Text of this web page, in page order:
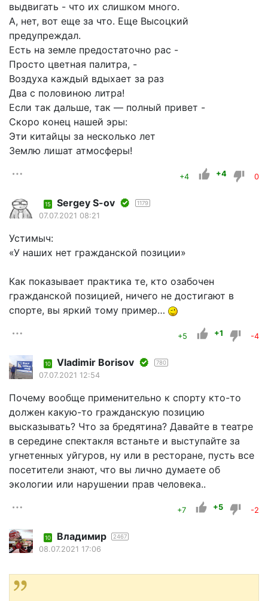
выдвигать - что их слишком много.
А, нет, вот еще за что. Еще Высоцкий
предупреждал.
Есть на земле предостаточно рас -
Просто цветная палитра, -
Воздуха каждый вдыхает за раз
Два с половиною литра!
Если так дальше, так — полный привет -
Скоро конец нашей эры:
Эти китайцы за несколько лет
Землю лишат атмосферы!
+4 +4 0
15 Sergey S-ov 1179
07.07.2021 08:21
Устимыч:
«У наших нет гражданской позиции»
Как показывает практика те, кто озабочен
гражданской позицией, ничего не достигают в
спорте, вы яркий тому пример…
+5 +1 -4
10 Vladimir Borisov 780
07.07.2021 12:54
Почему вообще применительно к спорту кто-то
должен какую-то гражданскую позицию
высказывать? Что за бредятина? Давайте в театре
в середине спектакля встаньте и выступайте за
угнетенных уйгуров, ну или в ресторане, пусть все
посетители знают, что вы лично думаете об
экологии или нарушении прав человека..
+7 +5 -2
10 Владимир 2467
08.07.2021 17:06